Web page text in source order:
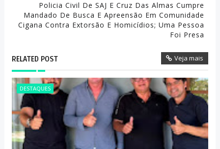
Policia Civil De SAJ E Cruz Das Almas Cumpre
Mandado De Busca E Apreensão Em Comunidade
Cigana Contra Extorsão E Homicídios; Uma Pessoa
Foi Presa
RELATED POST Veja mais
DESTAQUES